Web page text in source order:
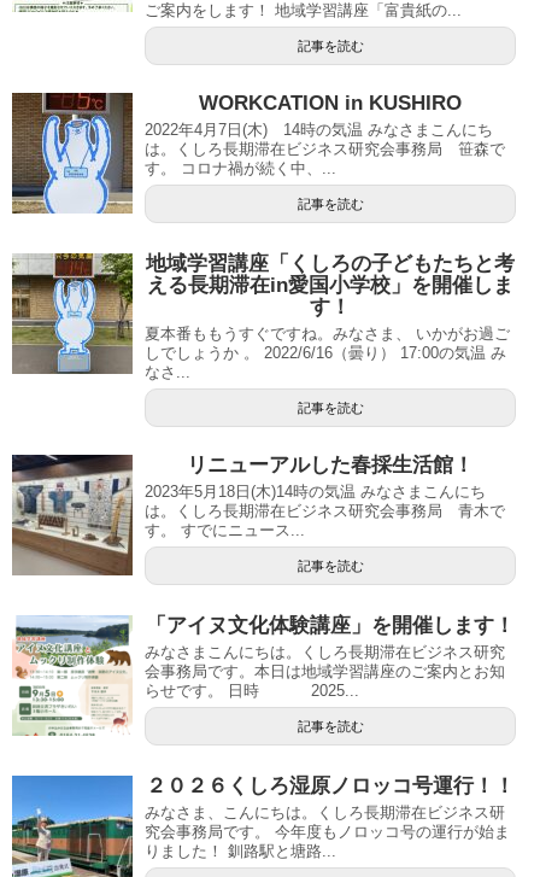
ご案内をします！ 地域学習講座「富貴紙の...
記事を読む
WORKCATION in KUSHIRO
2022年4月7日(木) 14時の気温 みなさまこんにち
は。くしろ長期滞在ビジネス研究会事務局 笹森で
す。 コロナ禍が続く中、...
記事を読む
地域学習講座「くしろの子どもたちと考
える長期滞在in愛国小学校」を開催しま
す！
夏本番ももうすぐですね。みなさま、 いかがお過ご
しでしょうか 。 2022/6/16（曇り） 17:00の気温 み
なさ...
記事を読む
リニューアルした春採生活館！
2023年5月18日(木)14時の気温 みなさまこんにち
は。くしろ長期滞在ビジネス研究会事務局 青木で
す。 すでにニュース...
記事を読む
「アイヌ文化体験講座」を開催します！
みなさまこんにちは。くしろ長期滞在ビジネス研究
会事務局です。本日は地域学習講座のご案内とお知
らせです。 日時 2025...
記事を読む
２０２６くしろ湿原ノロッコ号運行！！
みなさま、こんにちは。くしろ長期滞在ビジネス研
究会事務局です。 今年度もノロッコ号の運行が始ま
りました！ 釧路駅と塘路...